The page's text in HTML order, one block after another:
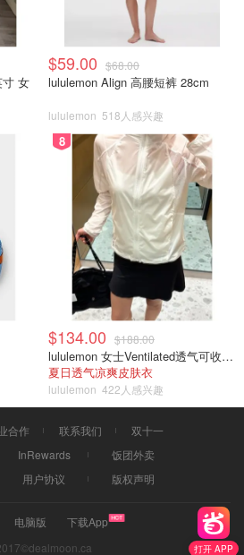
打开 APP
女
$59.00 $68.00
lululemon Align 高腰短裤 28cm
lululemon 518人感兴趣
8
$134.00 $188.00
lululemon 女士Ventilated透气可收纳跑步夹克
夏日透气凉爽皮肤衣
lululemon 422人感兴趣
合作 联系我们
双十一
InRewards
饭团外卖
用户协议 版权声明
电脑版
下载App